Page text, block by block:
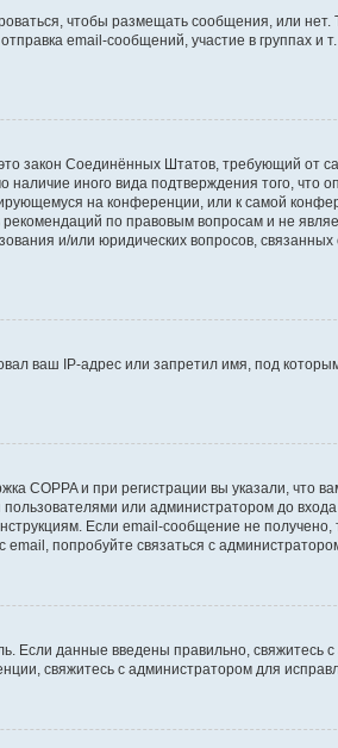
чтобы размещать сообщения, или нет.
email-сообщений, участие в группах и т.
закон Соединённых Штатов, требующий от
иного вида подтверждения того, что
на конференции, или к самой
по правовым вопросам и не
и/или юридических вопросов,
ваш IP-адрес или запретил имя, под
COPPA и при регистрации вы указали, что
или администратором до входа
Если email-сообщение не получено,
попробуйте связаться с
Если данные введены правильно, свяжитесь
свяжитесь с администратором для